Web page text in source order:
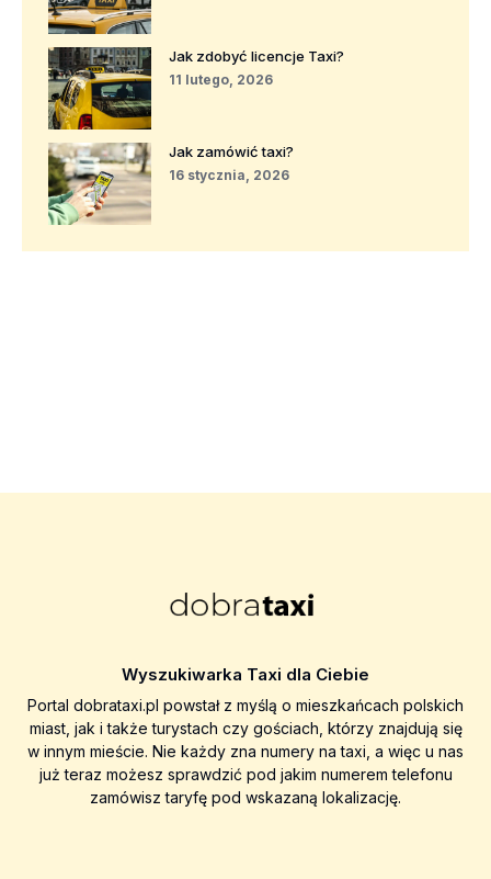
Jak zdobyć licencje Taxi?
11 lutego, 2026
Jak zamówić taxi?
16 stycznia, 2026
Wyszukiwarka Taxi dla Ciebie
Portal dobrataxi.pl powstał z myślą o mieszkańcach polskich
miast, jak i także turystach czy gościach, którzy znajdują się
w innym mieście. Nie każdy zna numery na taxi, a więc u nas
już teraz możesz sprawdzić pod jakim numerem telefonu
zamówisz taryfę pod wskazaną lokalizację.